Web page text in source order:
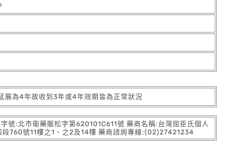
展為4年故收到3年或4年效期皆為正常狀況
:北市衛藥販松字第620101C611號 藥商名稱:台灣屈臣氏個人
760號11樓之1、之2及14樓 藥商諮詢專線:(02)27421234